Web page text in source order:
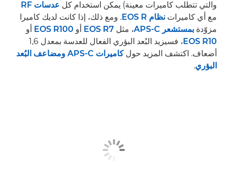
والتي تتطلب كاميرات معينة) يمكن استخدام كل عدسات RF
مع أي كاميرات نظام EOS R
. ومع ذلك، إذا كانت لديك كاميرا
مزوّدة بمستشعر APS-C ، مثل EOS R7 أو EOS R100 أو
EOS R10
، فسيزيد البُعد البؤري الفعال للعدسة بمعدل 1,6
أضعاف. اكتشف المزيد حول
كاميرات APS-C ومضاعف البُعد
البؤري.